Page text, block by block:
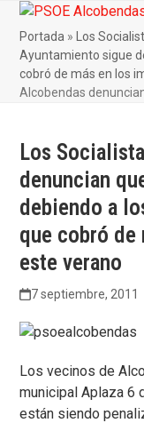
Skip
content
Open
mobile
menu
Close
mobile
menu
Portada »
Los
Ayuntamiento sigue
cobró de más en los
Alcobendas
Los
denuncian
debiendo a
que cobró de
este verano
7 septiembre, 2011
Los vecinos de
municipal Aplaza 6
están siendo